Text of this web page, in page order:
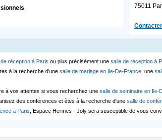
.
75011
réception à Paris ou plus précisément une salle de réception à
à la recherche d'une salle de mariage en Ile-De-France , une
à vos attentes si vous recherchez une salle de seminaire en Ile-
des conférences et êtes à la recherche d'une salle de
à Paris , Espace Hermes - Joly sera susceptible de vous